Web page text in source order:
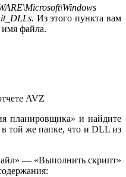
Microsoft\Windows
DLLs. Из этого пункта вам
имя файла.
AVZ
планировщика» и найдите
в той же папке, что и DLL из
— «Выполнить скрипт»